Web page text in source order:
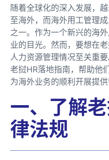
随着全球化的深入发展，
至海外，而海外用工管理
之一。作为一个新兴的海
业的目光。然而，要想在
人力资源管理情况至关重
老挝HR落地指南，帮助他
为海外业务的顺利开展提供
一、了解
律法规